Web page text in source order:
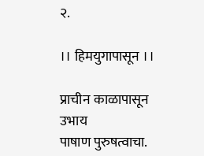
२.
।। हिमयुगापासून ।।
प्राचीन काळापासून
उभाय
पाषाण पुरुषत्वाचा.